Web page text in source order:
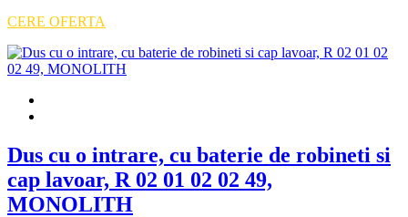
CERE OFERTA
Dus cu o intrare, cu baterie de robineti si
cap lavoar, R 02 01 02 02 49,
MONOLITH